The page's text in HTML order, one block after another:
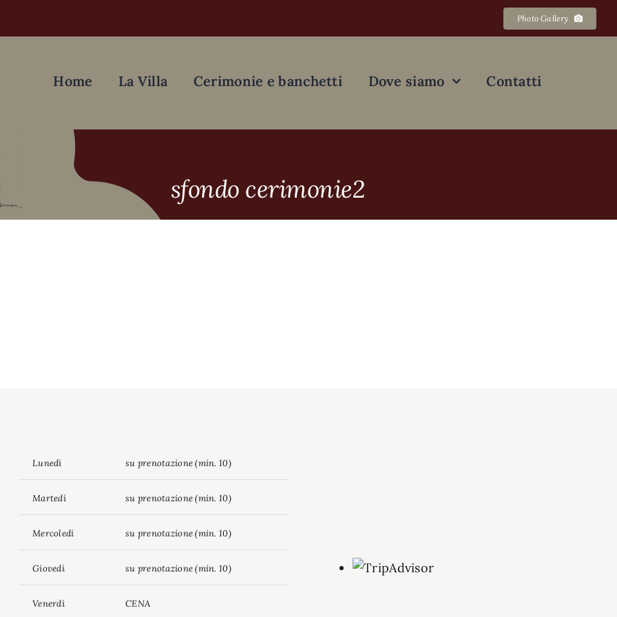
Photo Gallery
Home La Villa Cerimonie e banchetti Dove siamo Contatti
sfondo cerimonie2
Lunedì su prenotazione (min. 10)
Martedì su prenotazione (min. 10)
Mercoledì su prenotazione (min. 10)
Giovedì su prenotazione (min. 10)
Venerdì CENA